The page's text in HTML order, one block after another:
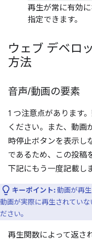
再生が常に有効
指定できます。
ウェブ デベロ
方法
音声/動画の要素
1 つ注意点があります
ください。また、動画
時停止ボタンを表示し
であるため、この投稿
下記にもう一度記載しま
キーポイント: 動画が再
動画が実際に再生されてい
ださい。
再生関数によって返さ